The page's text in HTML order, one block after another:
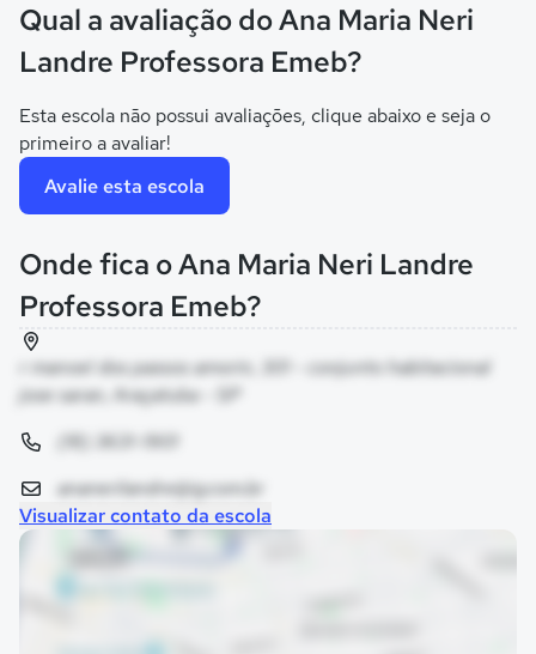
Qual a avaliação do Ana Maria Neri
Landre Professora Emeb?
Esta escola não possui avaliações, clique abaixo e seja o
primeiro a avaliar!
Avalie esta escola
Onde fica o Ana Maria Neri Landre
Professora Emeb?
r manoel dos passos amorin, 301 - conjunto habitacional
jose saran, Araçatuba - SP
(18) 3631-1901
ananerilandre@ig.com.br
Visualizar contato da escola